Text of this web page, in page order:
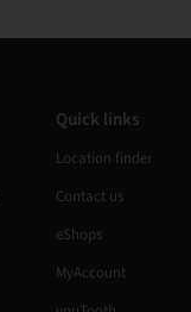
Quick links
Location finder
Contact us
eShops
MyAccount